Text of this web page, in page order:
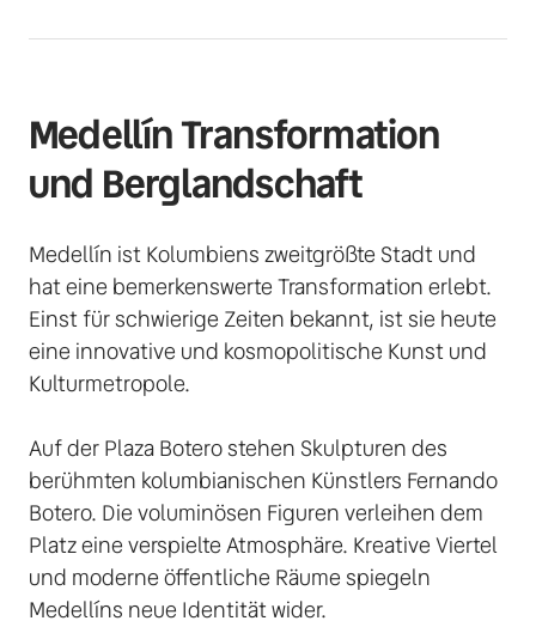
Medellín Transformation
und Berglandschaft
Medellín ist Kolumbiens zweitgrößte Stadt und
hat eine bemerkenswerte Transformation erlebt.
Einst für schwierige Zeiten bekannt, ist sie heute
eine innovative und kosmopolitische Kunst und
Kulturmetropole.
Auf der Plaza Botero stehen Skulpturen des
berühmten kolumbianischen Künstlers Fernando
Botero. Die voluminösen Figuren verleihen dem
Platz eine verspielte Atmosphäre. Kreative Viertel
und moderne öffentliche Räume spiegeln
Medellíns neue Identität wider.